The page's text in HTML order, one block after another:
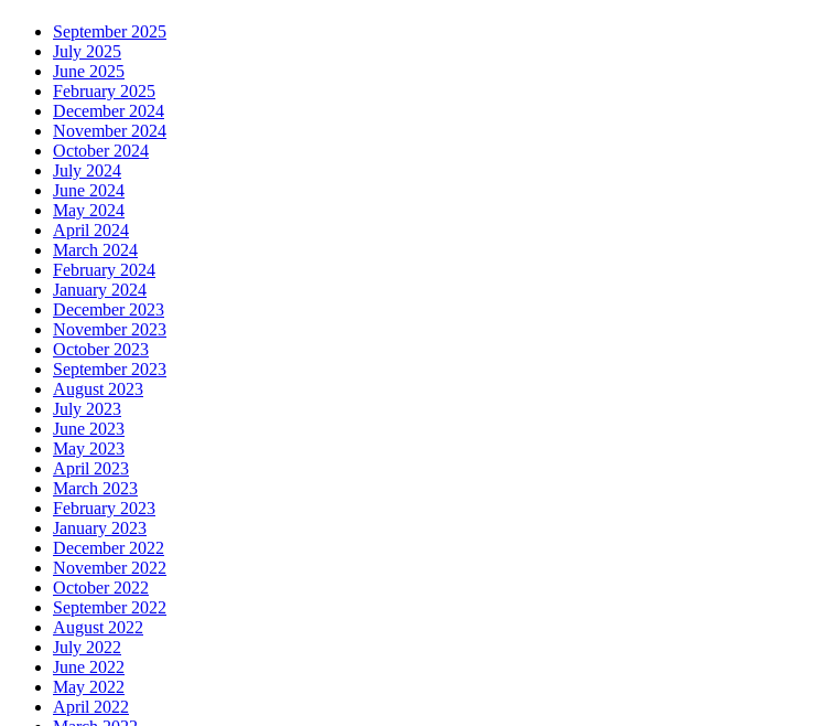
September 2025
July 2025
June 2025
February 2025
December 2024
November 2024
October 2024
July 2024
June 2024
May 2024
April 2024
March 2024
February 2024
January 2024
December 2023
November 2023
October 2023
September 2023
August 2023
July 2023
June 2023
May 2023
April 2023
March 2023
February 2023
January 2023
December 2022
November 2022
October 2022
September 2022
August 2022
July 2022
June 2022
May 2022
April 2022